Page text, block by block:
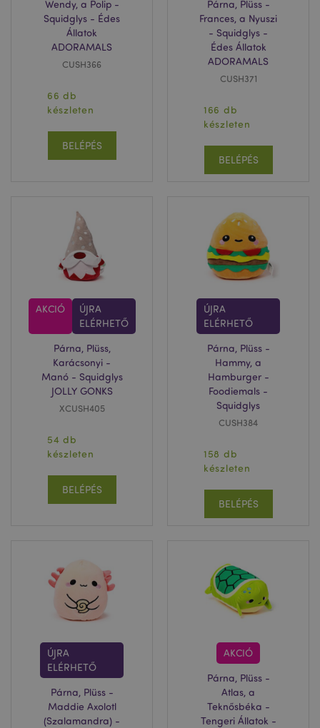
Wendy, a Polip -
Squidglys - Édes
Állatok
ADORAMALS
CUSH366
66 db
készleten
BELÉPÉS
Párna, Plüss -
Frances, a Nyuszi
- Squidglys -
Édes Állatok
ADORAMALS
CUSH371
166 db
készleten
BELÉPÉS
AKCIÓ
ÚJRA
ELÉRHETŐ
Párna, Plüss,
Karácsonyi -
Manó - Squidglys
JOLLY GONKS
XCUSH405
54 db
készleten
BELÉPÉS
ÚJRA
ELÉRHETŐ
Párna, Plüss -
Hammy, a
Hamburger -
Foodiemals -
Squidglys
CUSH384
158 db
készleten
BELÉPÉS
ÚJRA
ELÉRHETŐ
Párna, Plüss -
Maddie Axolotl
(Szalamandra) -
AKCIÓ
Párna, Plüss -
Atlas, a
Teknősbéka -
Tengeri Állatok -